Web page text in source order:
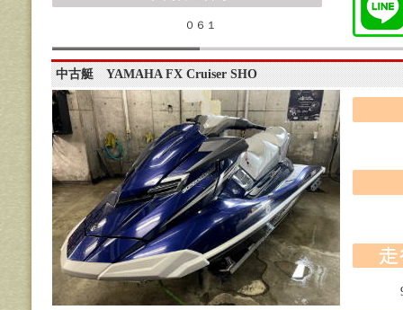
０６１
中古艇 YAMAHA FX Cruiser SHO